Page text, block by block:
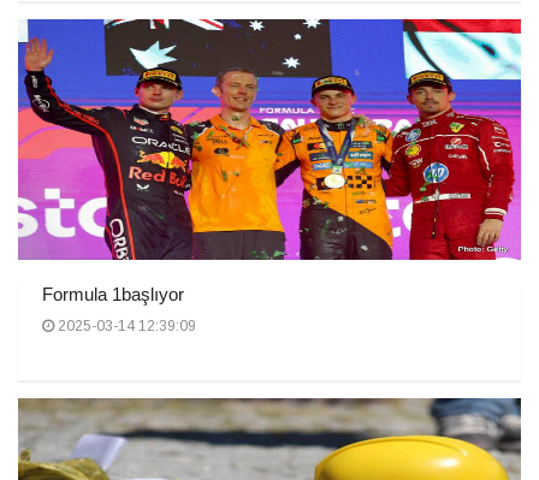
Formula 1başlıyor
2025-03-14 12:39:09